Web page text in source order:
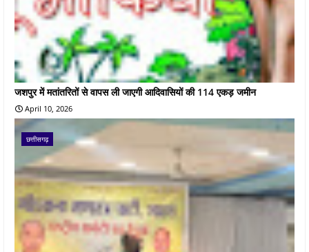
जशपुर में मतांतरितों से वापस ली जाएगी आदिवासियों की 114 एकड़ जमीन
April 10, 2026
छत्तीसगढ़